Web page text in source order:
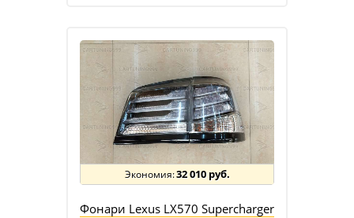
32 010 руб.
Фонари Lexus LX570 Supercharger